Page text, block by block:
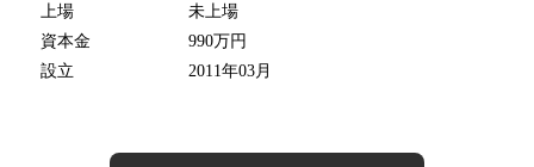
上場
未上場
資本金
990万円
設立
2011年03月